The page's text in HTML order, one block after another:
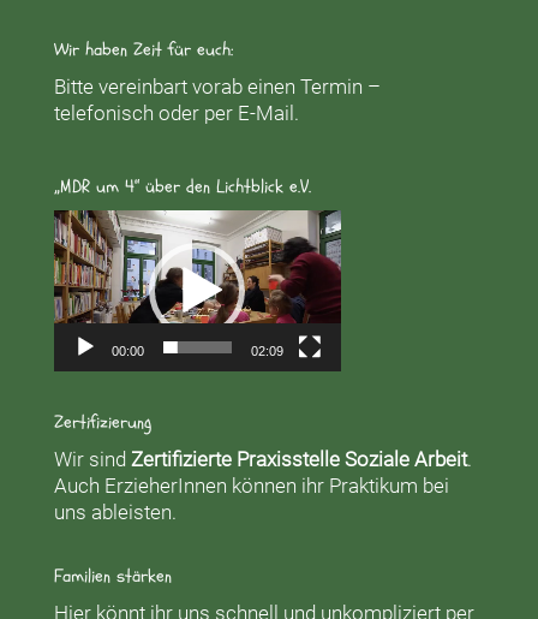
Wir haben Zeit für euch:
Bitte vereinbart vorab einen Termin –
telefonisch oder per E-Mail.
„MDR um 4“ über den Lichtblick e.V.
Video-
Player
00:00 02:09
Zertifizierung
Wir sind Zertifizierte Praxisstelle Soziale Arbeit.
Auch ErzieherInnen können ihr Praktikum bei
uns ableisten.
Familien stärken
Hier könnt ihr uns schnell und unkompliziert per